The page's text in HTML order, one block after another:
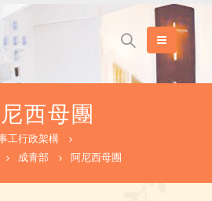
西母團
工行政架構
成青部 阿尼西母團